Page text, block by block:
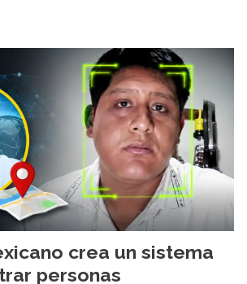
crea un sistema
personas